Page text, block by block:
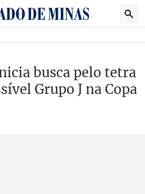
busca pelo tetra
Grupo J na Copa